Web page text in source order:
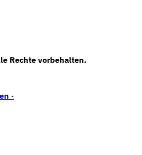
Rechte vorbehalten.
·